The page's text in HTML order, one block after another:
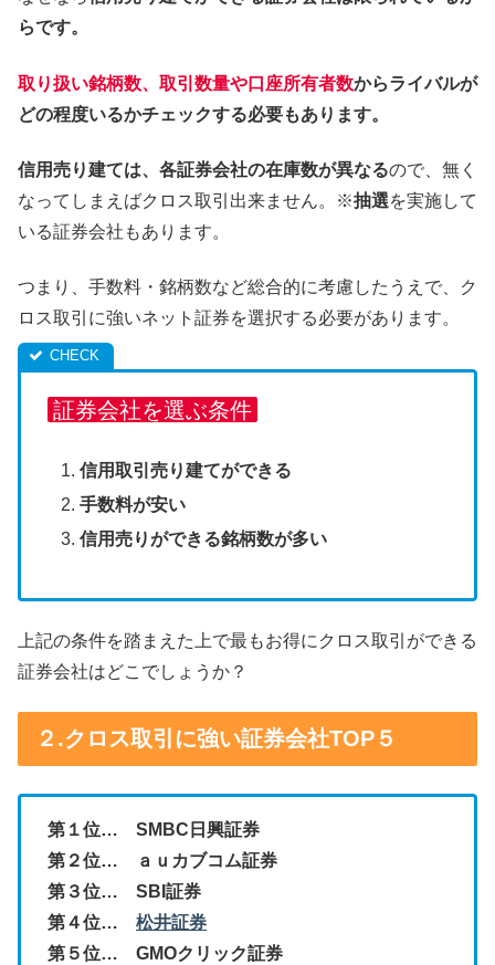
らです。
取り扱い銘柄数、取引数量や口座所有者数からライバルが
どの程度いるかチェックする必要もあります。
信用売り建ては、各証券会社の在庫数が異なるので、無く
なってしまえばクロス取引出来ません。※抽選を実施して
いる証券会社もあります。
つまり、手数料・銘柄数など総合的に考慮したうえで、ク
ロス取引に強いネット証券を選択する必要があります。
証券会社を選ぶ条件
信用取引売り建てができる
手数料が安い
信用売りができる銘柄数が多い
上記の条件を踏まえた上で最もお得にクロス取引ができる
証券会社はどこでしょうか？
２.クロス取引に強い証券会社TOP５
第１位… SMBC日興証券
第２位… ａｕカブコム証券
第３位… SBI証券
第４位… 松井証券
第５位… GMOクリック証券